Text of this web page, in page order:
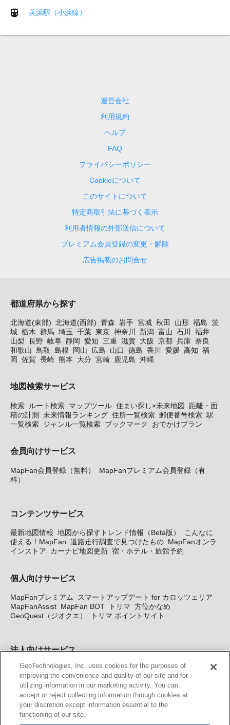
美浜駅（小浜線）
運営会社
利用規約
ヘルプ
FAQ
プライバシーポリシー
Cookieについて
このサイトについて
特定商取引法に基づく表示
利用者情報の外部送信について
プレミアム会員登録の変更・解除
広告掲載のお問合せ
都道府県から探す
北海道(東部) 北海道(西部) 青森 岩手 宮城 秋田 山形 福島 茨
城 栃木 群馬 埼玉 千葉 東京 神奈川 新潟 富山 石川
福井
山梨 長野 岐阜 静岡 愛知 三重 滋賀 大阪 京都 兵庫 奈良
和歌山
鳥取 島根 岡山 広島 山口 徳島 香川 愛媛 高知 福
岡
佐賀 長崎 熊本 大分 宮崎 鹿児島 沖縄
地図検索サービス
検索 ルート検索 マップツール 住まい探し×未来地図
距離・面
積の計測
未来情報ランキング 住所一覧検索 郵便番号検索 駅
一覧検索 ジャンル一覧検索 ブックマーク おでかけプラン
会員向けサービス
MapFan会員登録（無料）
MapFanプレミアム会員登録（有
料）
コンテンツサービス
最新地図情報 地図から探すトレンド情報（Beta版）
こんなに
使える！MapFan 道路走行調査で見つけたもの MapFanオンラ
インストア
カーナビ地図更新 宿・ホテル・旅館予約
個人向けサービス
MapFanプレミアム
スマートアップデート for カロッツェリア
MapFanAssist MapFan BOT トリマ 方位かなめ
GeoQuest（ジオクエ）
トリマ ポイントサイト
法人向けサービス
法人向け地図・位置情報サービス WEBサイト・システム向け地
図API Windows PC向け地図開発キット MapFan DB 住所確認
サービス
MAP WORLD+ トリマ広告 Geo-Research
GeoTechnologies, Inc. uses cookies for the purposes of
improving the convenience and quality of our site and for
utilizing information in our marketing activity. You can
accept or reject collecting information through cookies at
your discretion except information essential to the
functioning of our site.